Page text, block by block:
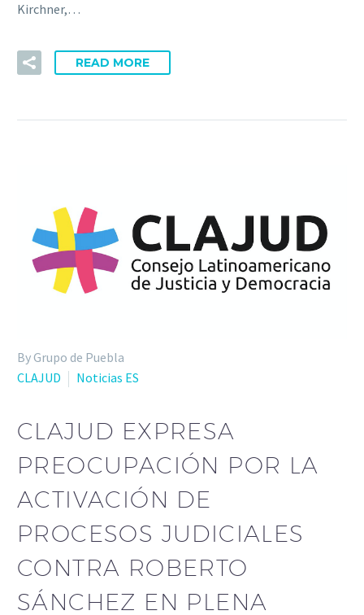
Kirchner,…
READ MORE
By Grupo de Puebla
CLAJUD
Noticias ES
CLAJUD EXPRESA
PREOCUPACIÓN POR LA
ACTIVACIÓN DE
PROCESOS JUDICIALES
CONTRA ROBERTO
SÁNCHEZ EN PLENA